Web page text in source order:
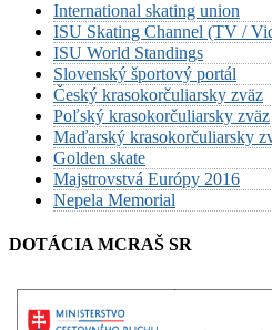
International skating union
ISU Skating Channel (TV /
ISU World Standings
Slovenský športový portál
Český krasokorčuliarsky zväz
Poľský krasokorčuliarsky zväz
Maďarský krasokorčuliarsky
Golden skate
Majstrovstvá Európy 2016
Nepela Memorial
DOTÁCIA MCRAŠ SR